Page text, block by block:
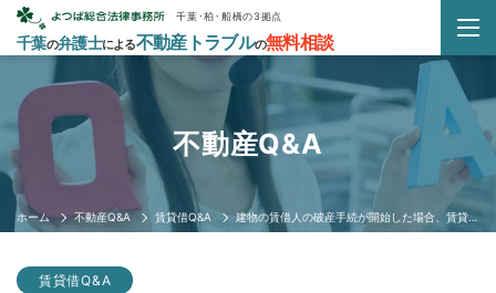
千葉の弁護士による不動産トラブルの無料相談
千葉･柏･船橋の3拠点
不動産Q&A
ホーム 不動産Q&A 賃貸借Q&A 建物の賃借人の破産手続が開始した場合、賃貸人側から賃貸借契約は解除されてしまいますか
賃貸借Q&A